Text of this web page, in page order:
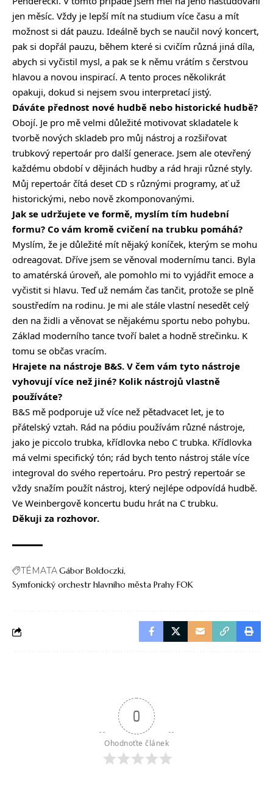
jen měsíc. Vždy je lepší mít na studium více času a mít
možnost si dát pauzu. Ideálně bych se naučil nový koncert,
pak si dopřál pauzu, během které si cvičím různá jiná díla,
abych si vyčistil mysl, a pak se k němu vrátím s čerstvou
hlavou a novou inspirací. A tento proces několikrát
opakuji, dokud si nejsem svou interpretací jistý.
Dáváte přednost nové hudbě nebo historické hudbě?
Obojí. Je pro mě velmi důležité motivovat skladatele k
tvorbě nových skladeb pro můj nástroj a rozšiřovat
trubkový repertoár pro další generace. Jsem ale otevřený
každému období v dějinách hudby a rád hraji různé styly.
Můj repertoár čítá deset CD s různými programy, ať už
historickými, nebo nově zkomponovanými.
Jak se udržujete ve formě, myslím tím hudební
formu? Co vám kromě cvičení na trubku pomáhá?
Myslím, že je důležité mít nějaký koníček, kterým se mohu
odreagovat. Dříve jsem se věnoval modernímu tanci. Byla
to amatérská úroveň, ale pomohlo mi to vyjádřit emoce a
vyčistit si hlavu. Teď už nemám čas tančit, protože se plně
soustředím na rodinu. Je mi ale stále vlastní nesedět celý
den na židli a věnovat se nějakému sportu nebo pohybu.
Základ moderního tance tvoří balet a hodně strečinku. K
tomu se občas vracím.
Hrajete na nástroje B&S. V čem vám tyto nástroje
vyhovují více než jiné? Kolik nástrojů vlastně
používáte?
B&S mě podporuje už více než pětadvacet let, je to
přátelský vztah. Rád na pódiu používám různé nástroje,
jako je piccolo trubka, křídlovka nebo C trubka. Křídlovka
má velmi specifický tón; rád bych tento nástroj stále více
integroval do svého repertoáru. Pro pestrý repertoár se
vždy snažím použít nástroj, který nejlépe odpovídá hudbě.
Ve Weinbergově koncertu budu hrát na C trubku.
Děkuji za rozhovor.
TÉMATAGábor Boldoczki
Symfonický orchestr hlavního města Prahy FOK
0
Ohodnoťte článek